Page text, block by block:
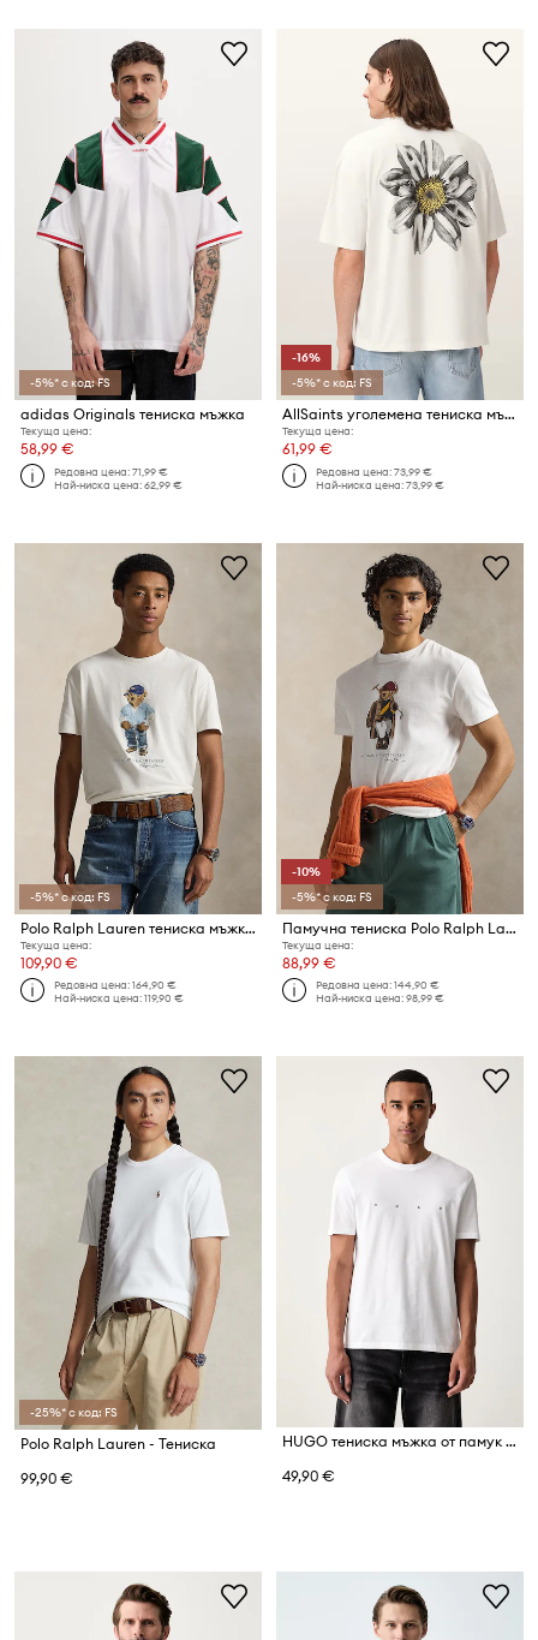
-5%* с код: FS
adidas Originals тениска мъжка
Текуща цена:
58,99 €
Редовна цена:71,99 €
Най-ниска цена:62,99 €
-16%
-5%* с код: FS
AllSaints уголемена тениска мъжка от памук PETALS
Текуща цена:
61,99 €
Редовна цена:73,99 €
Най-ниска цена:73,99 €
-5%* с код: FS
Polo Ralph Lauren тениска мъжка от памук
Текуща цена:
109,90 €
Редовна цена:164,90 €
Най-ниска цена:119,90 €
-10%
-5%* с код: FS
Памучна тениска Polo Ralph Lauren
Текуща цена:
88,99 €
Редовна цена:144,90 €
Най-ниска цена:98,99 €
-25%* с код: FS
Polo Ralph Lauren - Тениска
99,90 €
HUGO тениска мъжка от памук Dorosi
49,90 €